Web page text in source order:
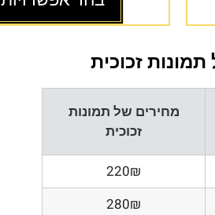
זכוכית
מחירים של תמונות
זכוכית
220₪
280₪